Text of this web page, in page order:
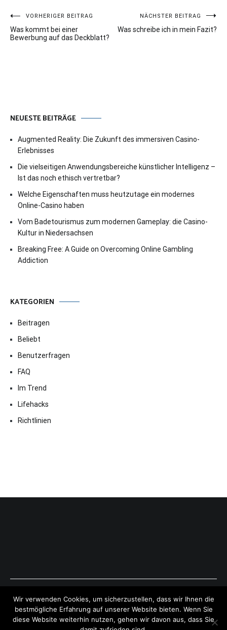
Beitragsnavigation
VORHERIGER BEITRAG
Was kommt bei einer
Bewerbung auf das Deckblatt?
NÄCHSTER BEITRAG
Was schreibe ich in mein Fazit?
NEUESTE BEITRÄGE
Augmented Reality: Die Zukunft des immersiven Casino-
Erlebnisses
Die vielseitigen Anwendungsbereiche künstlicher Intelligenz –
Ist das noch ethisch vertretbar?
Welche Eigenschaften muss heutzutage ein modernes
Online-Casino haben
Vom Badetourismus zum modernen Gameplay: die Casino-
Kultur in Niedersachsen
Breaking Free: A Guide on Overcoming Online Gambling
Addiction
KATEGORIEN
Beitragen
Beliebt
Benutzerfragen
FAQ
Im Trend
Lifehacks
Richtlinien
Copyright © 2026ExpressAntworten.com . All rights reserved.
Theme:Cenote by ThemeGrill. Powered byWordPress .
Wir verwenden Cookies, um sicherzustellen, dass wir Ihnen die
bestmögliche Erfahrung auf unserer Website bieten. Wenn Sie
diese Website weiterhin nutzen, gehen wir davon aus, dass Sie